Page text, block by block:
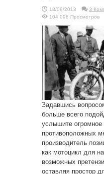
18/09/2013
3
104,098 Просмотров
Задавшись
больше всего
услышите огромное
противоположных
производитель
как мотоцикл для
возможных
оставляя простор